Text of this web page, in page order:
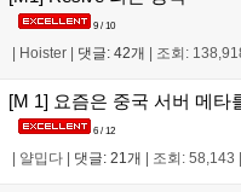
9 / 10
| Hoister | 댓글: 42개 | 조회:
[M 1] 요즘은 중국 서버 메타
6 / 12
얄밉다 댓글: 21개 조회: 58,143